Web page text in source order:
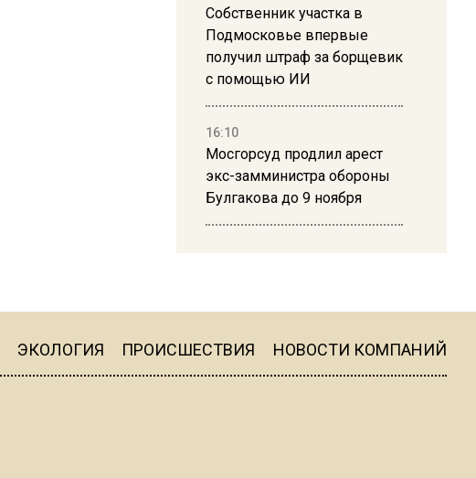
Собственник участка в
Подмосковье впервые
получил штраф за борщевик
с помощью ИИ
16:10
Мосгорсуд продлил арест
экс-замминистра обороны
Булгакова до 9 ноября
16:19
ЭКОЛОГИЯ ПРОИСШЕСТВИЯ НОВОСТИ КОМПАНИЙ